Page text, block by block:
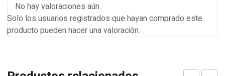
No hay valoraciones aún.
Solo los usuarios registrados que hayan comprado este
producto pueden hacer una valoración.